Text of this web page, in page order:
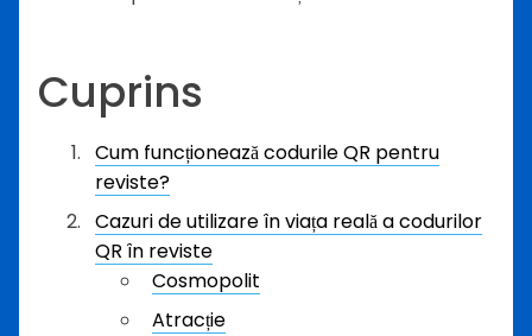
Cuprins
Cum funcționează codurile QR pentru
reviste?
Cazuri de utilizare în viața reală a codurilor
QR în reviste
Cosmopolit
Atracție